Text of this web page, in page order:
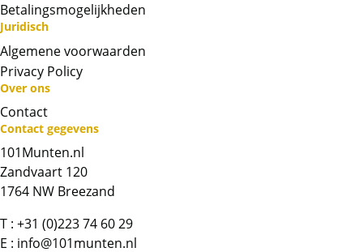
Neem contact op met op!
Whatsapp ons!
Betalingsmogelijkheden
Juridisch
Algemene voorwaarden
Privacy Policy
Over ons
Contact
Contact gegevens
101Munten.nl
Zandvaart 120
1764 NW Breezand
T : +31 (0)223 74 60 29
E : info@101munten.nl